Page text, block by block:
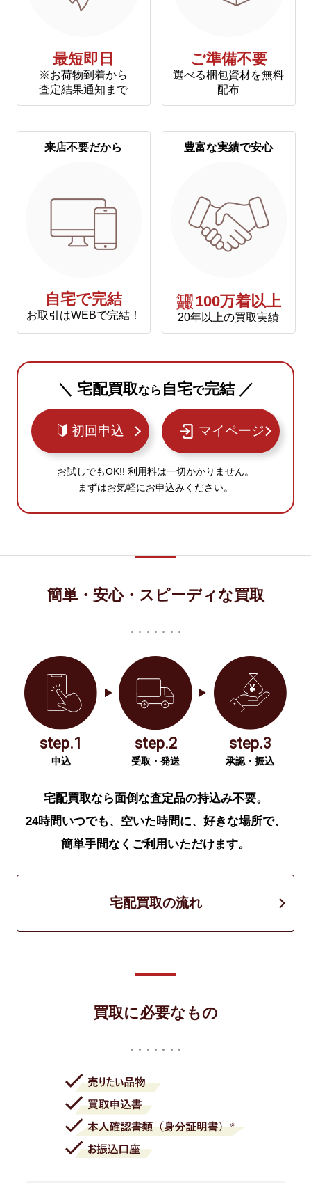
最短即日
※お荷物到着から
査定結果通知まで
ご準備不要
選べる梱包資材を無料
配布
来店不要だから
自宅で完結
お取引はWEBで完結！
豊富な実績で安心
年間
買取 100万着以上
20年以上の買取実績
＼ 宅配買取なら 自宅で完結 ／
初回申込 マイページ
お試しでもOK!! 利用料は一切かかりません。
まずはお気軽にお申込みください。
簡単・安心・スピーディな買取
step.1
申込
step.2
受取・発送
step.3
承認・振込
宅配買取なら面倒な査定品の持込み不要。
24時間いつでも、空いた時間に、好きな場所で、
簡単手間なくご利用いただけます。
宅配買取の流れ
買取に必要なもの